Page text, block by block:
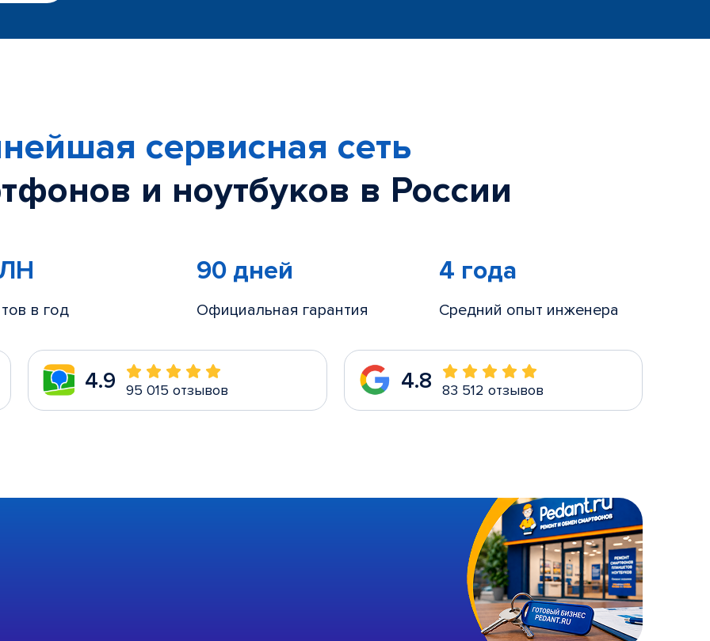
сервисная сеть
и ноутбуков в России
в год
90 дней
Официальная гарантия
4 года
Средний опыт инженера
4.9 95 015 отзывов 4.8 83 512 отзывов